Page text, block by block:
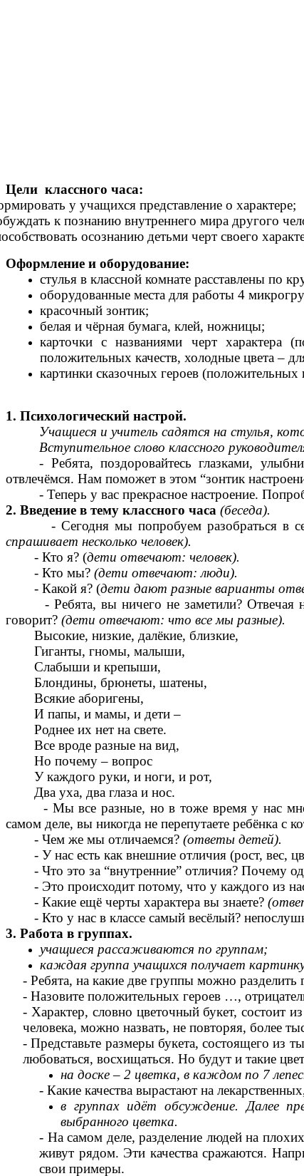
Цели классного часа:
у учащихся представление о характере;
к познанию внутреннего мира другого
осознанию детьми черт своего
Оформление и оборудование:
стулья в классной комнате расставлены по
оборудованные места для работы 4
красочный зонтик;
белая и чёрная бумага, клей, ножницы;
карточки с названиями черт характера
положительных качеств, холодные цвета –
картинки сказочных героев
1. Психологический настрой.
Учащиеся и учитель садятся на стулья,
Вступительное слово классного
- Ребята, поздоровайтесь глазками,
отвлечёмся. Нам поможет в этом “зонтик
- Теперь у вас прекрасное настроение.
2. Введение в тему классного часа (беседа).
- Сегодня мы попробуем разобраться в
спрашивает несколько человек).
- Кто я? (дети отвечают: человек).
- Кто мы? (дети отвечают: люди).
- Какой я? (дети дают разные варианты
- Ребята, вы ничего не заметили? Отвечая на
говорит? (дети отвечают: что все мы разные).
Высокие, низкие, далёкие, близкие,
Гиганты, гномы, малыши,
Слабыши и крепыши,
Блондины, брюнеты, шатены,
Всякие аборигены,
И папы, и мамы, и дети –
Роднее их нет на свете.
Все вроде разные на вид,
Но почему – вопрос
У каждого руки, и ноги, и рот,
Два уха, два глаза и нос.
- Мы все разные, но в тоже время у нас много
самом деле, вы никогда не перепутаете ребёнка
- Чем же мы отличаемся? (ответы детей).
- У нас есть как внешние отличия (рост, вес,
- Что это за “внутренние” отличия? Почему
- Это происходит потому, что у каждого из нас
- Какие ещё черты характера вы знаете?
- Кто у нас в классе самый весёлый?
3. Работа в группах.
учащиеся рассаживаются по группам;
каждая группа учащихся получает
- Ребята, на какие две группы можно разделить
- Назовите положительных героев …,
- Характер, словно цветочный букет, состоит
человека, можно назвать, не повторяя, более
- Представьте размеры букета, состоящего из
любоваться, восхищаться. Но будут и такие
на доске – 2 цветка, в каждом по 7
- Какие качества вырастают на
в группах идёт обсуждение. Далее
выбранного цветка.
- На самом деле, разделение людей на
живут рядом. Эти качества сражаются.
свои примеры.